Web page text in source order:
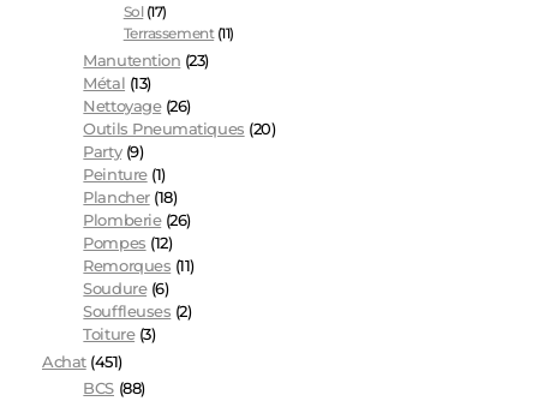
Sol (17)
Terrassement (11)
Manutention (23)
Métal (13)
Nettoyage (26)
Outils Pneumatiques (20)
Party (9)
Peinture (1)
Plancher (18)
Plomberie (26)
Pompes (12)
Remorques (11)
Soudure (6)
Souffleuses (2)
Toiture (3)
Achat (451)
BCS (88)